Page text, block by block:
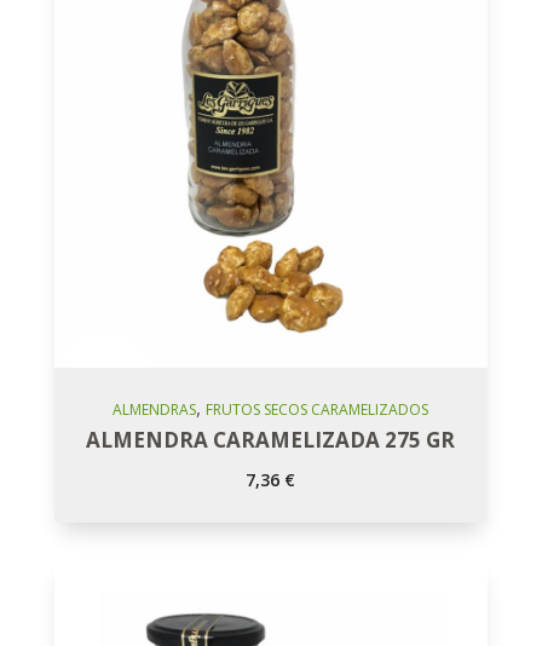
Añadir Al Carro
ALMENDRAS, FRUTOS SECOS CARAMELIZADOS
ALMENDRA CARAMELIZADA 275 GR
7,36 €